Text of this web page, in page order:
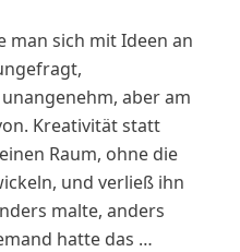
man sich mit Ideen an
aber am
Kreativität statt
Raum, ohne die
und verließ ihn
malte, anders
hatte das …